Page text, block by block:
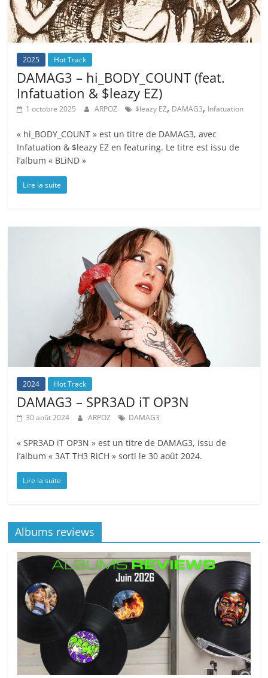
2025 Hot Track
DAMAG3 – hi_BODY_COUNT (feat.
Infatuation & $leazy EZ)
1 octobre 2025 ARPOZ $leazy EZ, DAMAG3, Infatuation
« hi_BODY_COUNT » est un titre de DAMAG3, avec
Infatuation & $leazy EZ en featuring. Le titre est issu de
l’album « BLiND »
Lire la suite
2024 Hot Track
DAMAG3 – SPR3AD iT OP3N
30 août 2024 ARPOZ DAMAG3
« SPR3AD iT OP3N » est un titre de DAMAG3, issu de
l’album « 3AT TH3 RiCH » sorti le 30 août 2024.
Lire la suite
Albums reviews